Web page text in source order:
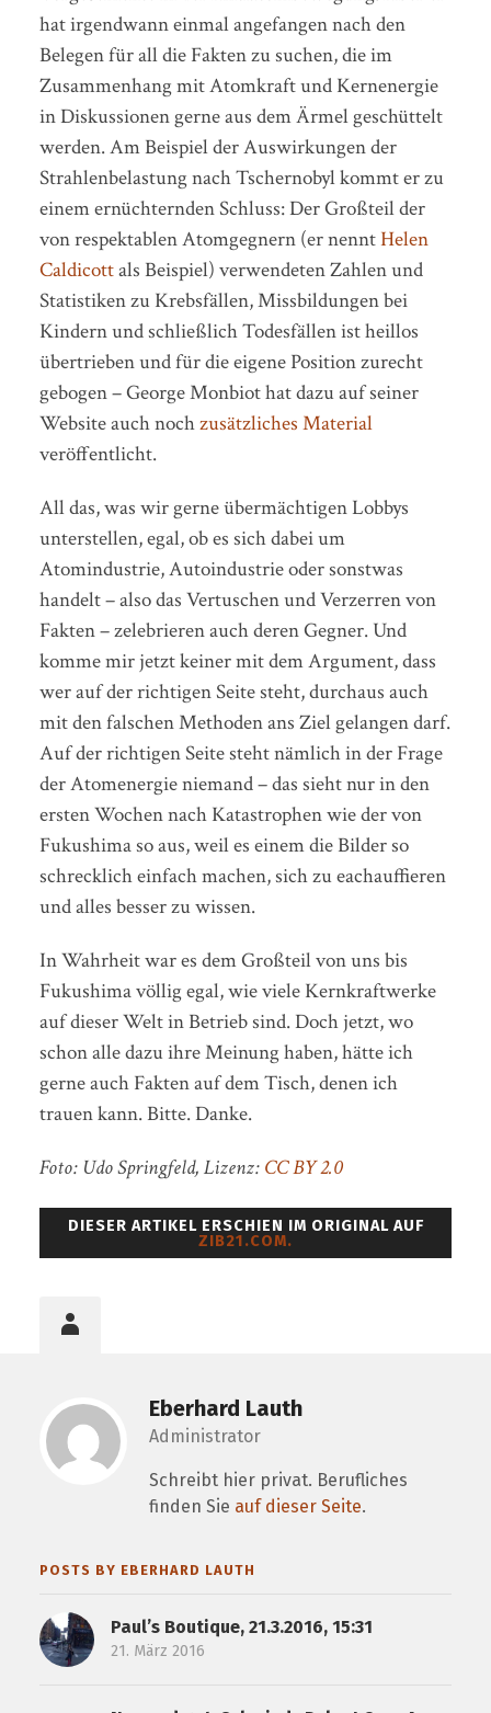
hat irgendwann einmal angefangen nach den
Belegen für all die Fakten zu suchen, die im
Zusammenhang mit Atomkraft und Kernenergie
in Diskussionen gerne aus dem Ärmel geschüttelt
werden. Am Beispiel der Auswirkungen der
Strahlenbelastung nach Tschernobyl kommt er zu
einem ernüchternden Schluss: Der Großteil der
von respektablen Atomgegnern (er nenntHelen
Caldicottals Beispiel) verwendeten Zahlen und
Statistiken zu Krebsfällen, Missbildungen bei
Kindern und schließlich Todesfällen ist heillos
übertrieben und für die eigene Position zurecht
gebogen – George Monbiot hat dazu auf seiner
Website auch nochzusätzliches Material
veröffentlicht.
All das, was wir gerne übermächtigen Lobbys
unterstellen, egal, ob es sich dabei um
Atomindustrie, Autoindustrie oder sonstwas
handelt – also das Vertuschen und Verzerren von
Fakten – zelebrieren auch deren Gegner. Und
komme mir jetzt keiner mit dem Argument, dass
wer auf der richtigen Seite steht, durchaus auch
mit den falschen Methoden ans Ziel gelangen darf.
Auf der richtigen Seite steht nämlich in der Frage
der Atomenergie niemand – das sieht nur in den
ersten Wochen nach Katastrophen wie der von
Fukushima so aus, weil es einem die Bilder so
schrecklich einfach machen, sich zu eachauffieren
und alles besser zu wissen.
In Wahrheit war es dem Großteil von uns bis
Fukushima völlig egal, wie viele Kernkraftwerke
auf dieser Welt in Betrieb sind. Doch jetzt, wo
schon alle dazu ihre Meinung haben, hätte ich
gerne auch Fakten auf dem Tisch, denen ich
trauen kann. Bitte. Danke.
Foto: Udo Springfeld, Lizenz: CC BY 2.0
DIESER ARTIKEL ERSCHIEN IM ORIGINAL AUF
ZIB21.COM.
Eberhard Lauth
Administrator
Schreibt hier privat. Berufliches
finden Sie auf dieser Seite.
POSTS BY EBERHARD LAUTH
Paul’s Boutique, 21.3.2016, 15:31
21. März 2016